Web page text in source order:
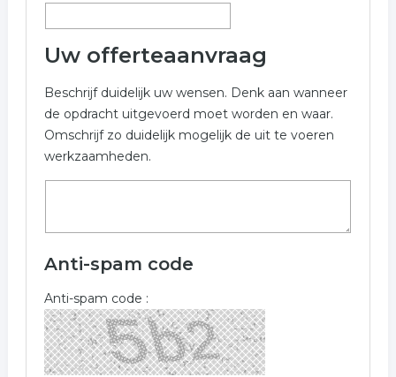
crematie
Uw offerteaanvraag
Beschrijf duidelijk uw wensen. Denk aan wanneer
de opdracht uitgevoerd moet worden en waar.
Omschrijf zo duidelijk mogelijk de uit te voeren
werkzaamheden.
Anti-spam code
Anti-spam code :